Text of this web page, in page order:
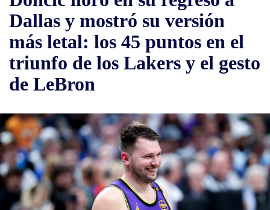
Dallas y mostró su versión
más letal: los 45 puntos en el
triunfo de los Lakers y el gesto
de LeBron